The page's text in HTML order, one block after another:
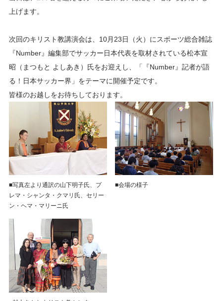
上げます。
次回のキリスト教講演会は、10月23日（火）にスポーツ総合雑誌
『Number』編集部でサッカー日本代表を取材されている松本宣
昭（まつもと よしあき）氏をお迎えし、「『Number』記者が語
る！日本サッカー界」をテーマに開催予定です。
皆様のお越しをお待ちしております。
■写真左より通訳の山下明子氏、プ
レマ・シャンタ・クマリ氏、セリー
ン・ヘマ・マリーニ氏
■会場の様子